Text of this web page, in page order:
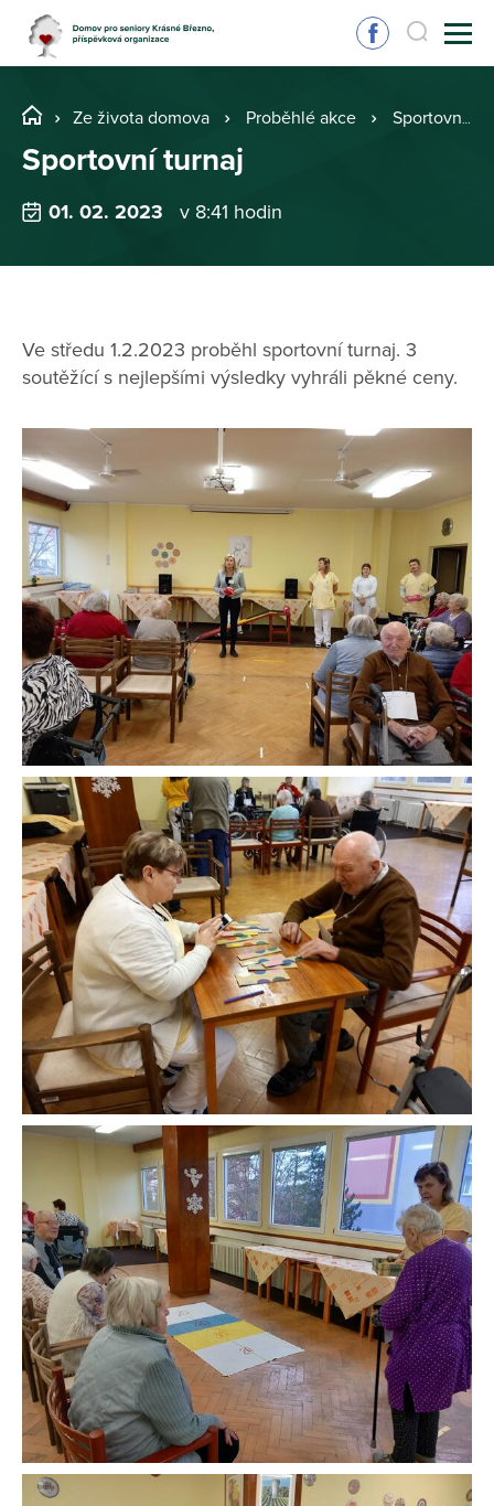
Ze života domova Proběhlé akce Sportovní turnaj
Sportovní turnaj
01. 02. 2023 v 8:41 hodin
Ve středu 1.2.2023 proběhl sportovní turnaj. 3
soutěžící s nejlepšími výsledky vyhráli pěkné ceny.